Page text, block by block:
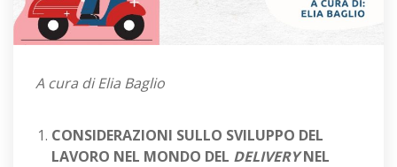
A cura di Elia Baglio
CONSIDERAZIONI SULLO SVILUPPO DEL
LAVORO NEL MONDO DEL DELIVERYNEL